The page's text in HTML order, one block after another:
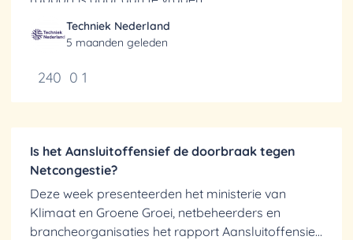
Techniek Nederland
5 maanden geleden
240 0 1
Is het Aansluitoffensief de doorbraak tegen
Netcongestie?
Deze week presenteerden het ministerie van
Klimaat en Groene Groei, netbeheerders en
brancheorganisaties het rapport Aansluitoffensief.